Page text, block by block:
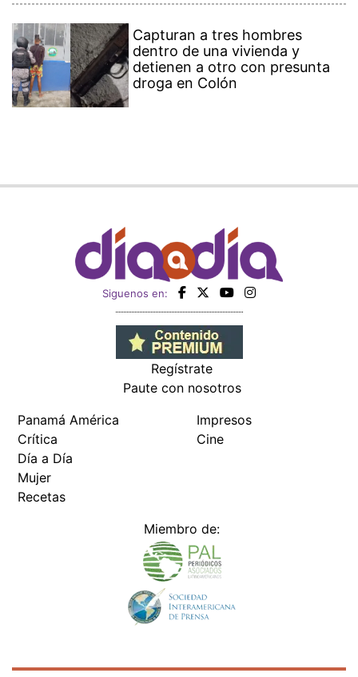
Capturan a tres hombres
dentro de una vivienda y
detienen a otro con presunta
droga en Colón
Siguenos en:
Regístrate
Paute con nosotros
Panamá América
Crítica
Día a Día
Mujer
Recetas
Impresos
Cine
Miembro de: